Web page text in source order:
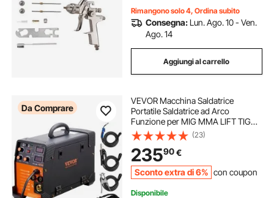
Rimangono solo 4, Ordina subito
Consegna: Lun. Ago. 10 - Ven.
Ago. 14
Aggiungi al carrello
Da Comprare
VEVOR Macchina Saldatrice
Portatile Saldatrice ad Arco
Funzione per MIG MMA LIFT TIG
Corrente tra 50-250 A, Saldatrice
Portatile Spessore del Filo,
Saldatrice ad Arco Portatile 8,4kg
(23)
23590€
Sconto extra di 6% con coupon
Disponibile